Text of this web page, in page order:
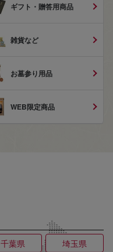
ギフト・贈答用商品
雑貨など
お墓参り用品
WEB限定商品
千葉県
埼玉県